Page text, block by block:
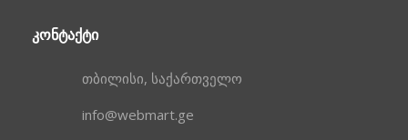
ᲙᲝᲜᲢᲐᲥᲢᲘ
თბილისი, საქართველო
info@webmart.ge